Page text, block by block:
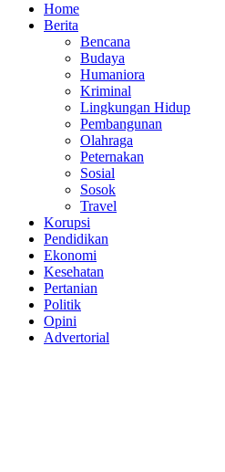
Home
Berita
Bencana
Budaya
Humaniora
Kriminal
Lingkungan Hidup
Pembangunan
Olahraga
Peternakan
Sosial
Sosok
Travel
Korupsi
Pendidikan
Ekonomi
Kesehatan
Pertanian
Politik
Opini
Advertorial